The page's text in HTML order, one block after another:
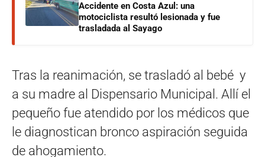
Accidente en Costa Azul: una
motociclista resultó lesionada y fue
trasladada al Sayago
Tras la reanimación, se trasladó al bebé y
a su madre al Dispensario Municipal. Allí el
pequeño fue atendido por los médicos que
le diagnostican bronco aspiración seguida
de ahogamiento.